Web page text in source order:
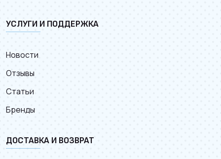
УСЛУГИ И ПОДДЕРЖКА
Новости
Отзывы
Статьи
Бренды
ДОСТАВКА И ВОЗВРАТ